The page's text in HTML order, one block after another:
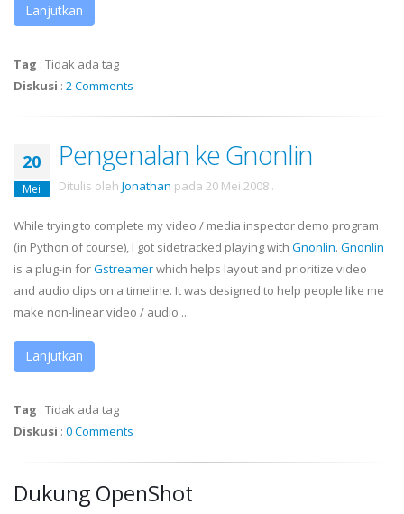
Lanjutkan
Tag : Tidak ada tag
Diskusi : 2 Comments
20
Mei
Pengenalan ke Gnonlin
Ditulis oleh Jonathan pada 20 Mei 2008 .
While trying to complete my video / media inspector demo program
(in Python of course), I got sidetracked playing with Gnonlin. Gnonlin
is a plug-in forGstreamerwhich helps layout and prioritize video
and audio clips on a timeline. It was designed to help people like me
make non-linear video / audio ...
Lanjutkan
Tag : Tidak ada tag
Diskusi : 0 Comments
Dukung OpenShot